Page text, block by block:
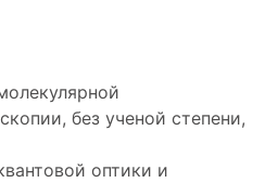
без ученой степени,
оптики и